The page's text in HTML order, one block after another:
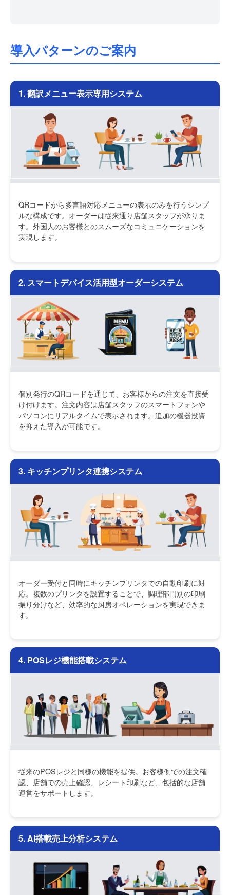
導入パターンのご案内
1. 翻訳メニュー表示専用システム
QRコードから多言語対応メニューの表示のみを行うシンプ
ルな構成です。オーダーは従来通り店舗スタッフが承りま
す。外国人のお客様とのスムーズなコミュニケーションを
実現します。
2. スマートデバイス活用型オーダーシステム
個別発行のQRコードを通じて、お客様からの注文を直接受
け付けます。注文内容は店舗スタッフのスマートフォンや
パソコンにリアルタイムで表示されます。追加の機器投資
を抑えた導入が可能です。
3. キッチンプリンタ連携システム
オーダー受付と同時にキッチンプリンタでの自動印刷に対
応。複数のプリンタを設置することで、調理部門別の印刷
振り分けなど、効率的な厨房オペレーションを実現できま
す。
4. POSレジ機能搭載システム
従来のPOSレジと同様の機能を提供。お客様側での注文確
認、店舗での売上確認、レシート印刷など、包括的な店舗
運営をサポートします。
5. AI搭載売上分析システム